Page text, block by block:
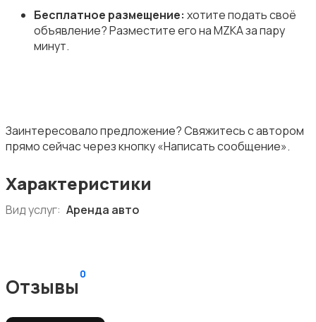
Бесплатное размещение: хотите подать своё
объявление? Разместите его на MZKA за пару
минут.
Заинтересовало предложение? Свяжитесь с автором
прямо сейчас через кнопку «Написать сообщение».
Характеристики
Вид услуг: Аренда авто
Отзывы
0